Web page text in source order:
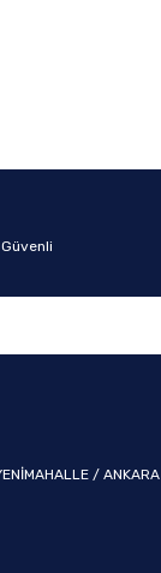
olmalı.
/ ANKARA